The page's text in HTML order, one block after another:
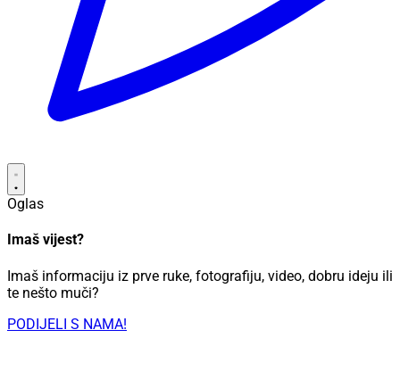
Oglas
Imaš vijest?
Imaš informaciju iz prve ruke, fotografiju, video, dobru ideju ili
te nešto muči?
PODIJELI S NAMA!